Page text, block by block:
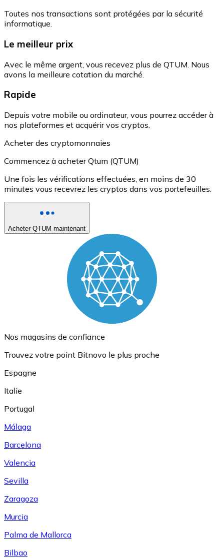
Toutes nos transactions sont protégées par la sécurité
informatique.
Le meilleur prix
Avec le même argent, vous recevez plus de QTUM. Nous
avons la meilleure cotation du marché.
Rapide
Depuis votre mobile ou ordinateur, vous pourrez accéder à
nos plateformes et acquérir vos cryptos.
Acheter des cryptomonnaies
Commencez à acheter Qtum (QTUM)
Une fois les vérifications effectuées, en moins de 30
minutes vous recevrez les cryptos dans vos portefeuilles.
Acheter QTUM maintenant
Nos magasins de confiance
Trouvez votre point Bitnovo le plus proche
Espagne
Italie
Portugal
Málaga
Barcelona
Valencia
Sevilla
Zaragoza
Murcia
Palma de Mallorca
Bilbao